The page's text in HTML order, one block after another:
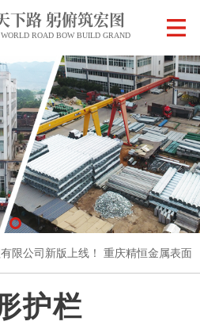
下路 躬俯筑宏图
WORLD ROAD BOW BUILD GRAND
公司新版上线！ 重庆精恒金属表面处
护栏